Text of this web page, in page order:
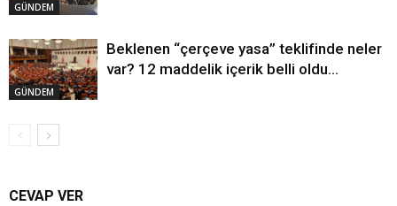
GÜNDEM
GÜNDEM
Beklenen “çerçeve yasa” teklifinde neler
var? 12 maddelik içerik belli oldu…
CEVAP VER